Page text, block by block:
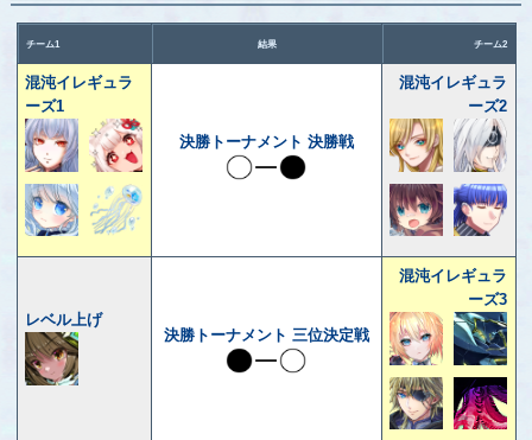
チーム1 結果 チーム2
混沌イレギュラ
ーズ1
決勝トーナメント 決勝戦
混沌イレギュラ
ーズ2
レベル上げ
決勝トーナメント 三位決定戦
混沌イレギュラ
ーズ3